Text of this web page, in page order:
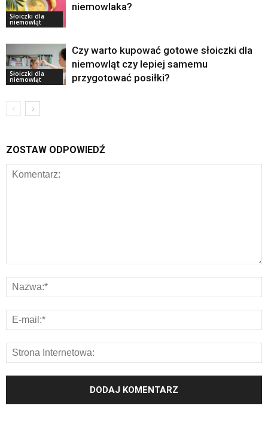
Słoiczki dla
niemowląt
niemowlaka?
Słoiczki dla
niemowląt
Czy warto kupować gotowe słoiczki dla
niemowląt czy lepiej samemu
przygotować posiłki?
ZOSTAW ODPOWIEDŹ